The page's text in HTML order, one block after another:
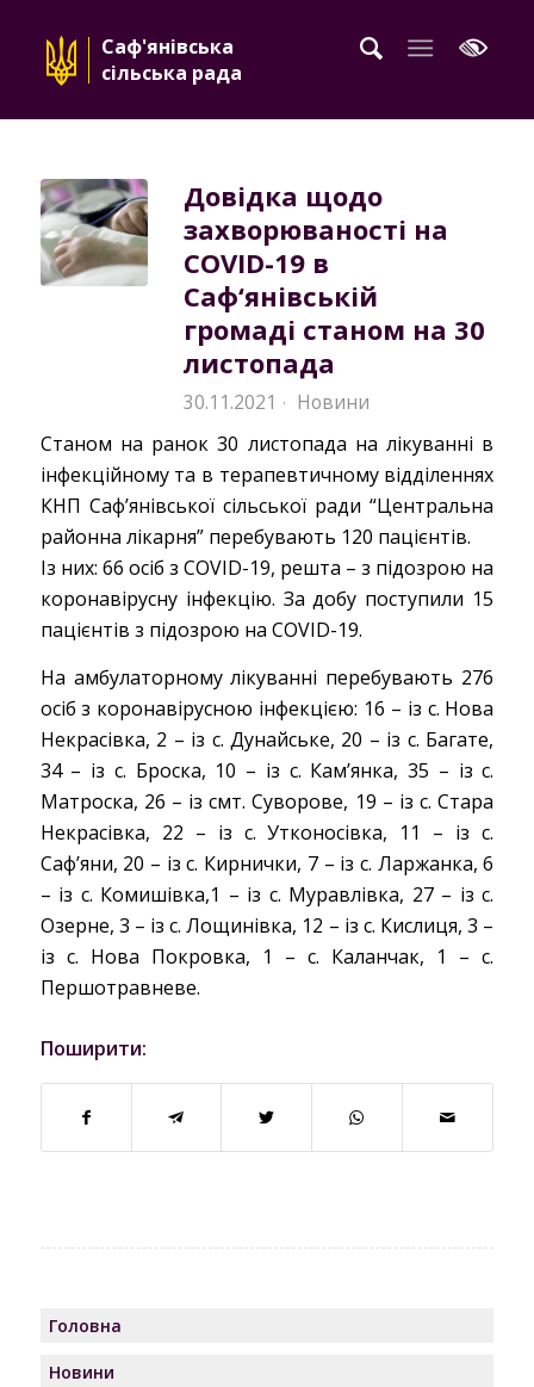
Саф'янівська
сільська рада
Довідка щодо
захворюваності на
COVID-19 в
Саф‘янівській
громаді станом на 30
листопада
30.11.2021 · Новини
Станом на ранок 30 листопада на лікуванні в
інфекційному та в терапевтичному відділеннях
КНП Саф’янівської сільської ради “Центральна
районна лікарня” перебувають 120 пацієнтів.
Із них: 66 осіб з COVID-19, решта – з підозрою на
коронавірусну інфекцію. За добу поступили 15
пацієнтів з підозрою на COVID-19.
На амбулаторному лікуванні перебувають 276
осіб з коронавірусною інфекцією: 16 – із с. Нова
Некрасівка, 2 – із с. Дунайське, 20 – із с. Багате,
34 – із с. Броска, 10 – із с. Кам’янка, 35 – із с.
Матроска, 26 – із смт. Суворове, 19 – із с. Стара
Некрасівка, 22 – із с. Утконосівка, 11 – із с.
Саф’яни, 20 – із с. Кирнички, 7 – із с. Ларжанка, 6
– із с. Комишівка,1 – із с. Муравлівка, 27 – із с.
Озерне, 3 – із с. Лощинівка, 12 – із с. Кислиця, 3 –
із с. Нова Покровка, 1 – с. Каланчак, 1 – с.
Першотравневе.
Поширити:
Головна
Новини